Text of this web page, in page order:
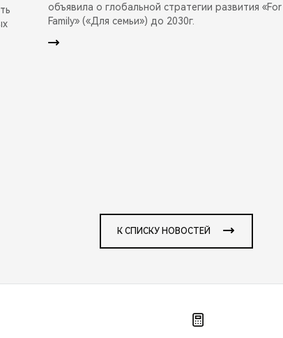
объявила о глобальной стратегии развития «For
Family» («Для семьи») до 2030г.
К СПИСКУ НОВОСТЕЙ